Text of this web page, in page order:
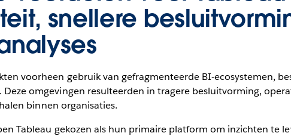
snellere
voorheen gebruik van gefragmenteerde BI-ecosystemen,
Deze omgevingen resulteerden in tragere besluitvorming,
binnen organisaties.
Tableau gekozen als hun primaire platform om inzichten te